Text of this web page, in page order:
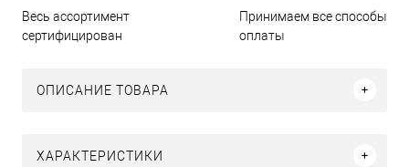
Весь ассортимент
сертифицирован
Принимаем все способы
оплаты
ОПИСАНИЕ ТОВАРА
ХАРАКТЕРИСТИКИ